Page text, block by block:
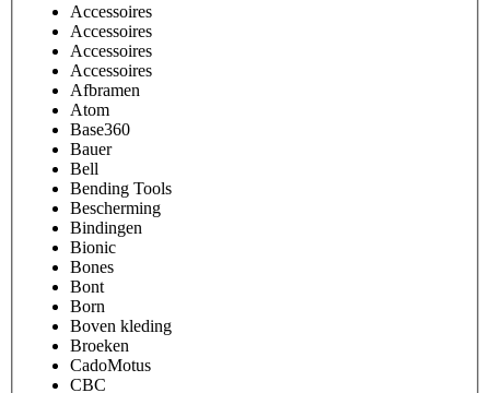
Accessoires
Accessoires
Accessoires
Accessoires
Afbramen
Atom
Base360
Bauer
Bell
Bending Tools
Bescherming
Bindingen
Bionic
Bones
Bont
Born
Boven kleding
Broeken
CadoMotus
CBC